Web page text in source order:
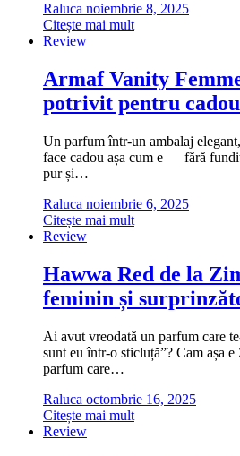
Raluca noiembrie 8, 2025
Citește mai mult
Review
Armaf Vanity
potrivit pentru cadou
Un parfum într-un ambalaj
face cadou așa cum e — fără
pur și…
Raluca noiembrie 6, 2025
Citește mai mult
Review
Hawwa Red de la
feminin și
Ai avut vreodată un parfum care
sunt eu într-o sticluță”? Cam așa
parfum care…
Raluca octombrie 16, 2025
Citește mai mult
Review